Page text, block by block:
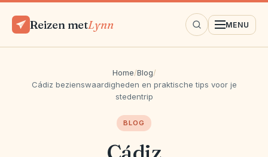
Reizen metLynn MENU
Home/Blog/
Cádiz bezienswaardigheden en praktische tips voor je
stedentrip
BLOG